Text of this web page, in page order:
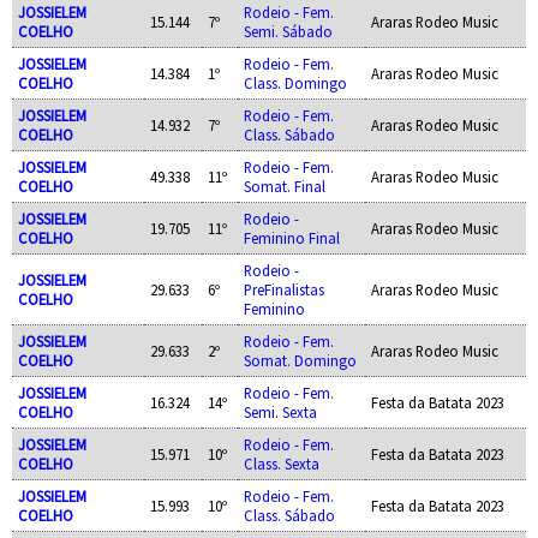
JOSSIELEM
COELHO
15.144 7º
Rodeio - Fem.
Semi. Sábado
Araras Rodeo Music
JOSSIELEM
COELHO
14.384 1º
Rodeio - Fem.
Class. Domingo
Araras Rodeo Music
JOSSIELEM
COELHO
14.932 7º
Rodeio - Fem.
Class. Sábado
Araras Rodeo Music
JOSSIELEM
COELHO
49.338 11º
Rodeio - Fem.
Somat. Final
Araras Rodeo Music
JOSSIELEM
COELHO
19.705 11º
Rodeio -
Feminino Final
Araras Rodeo Music
JOSSIELEM
COELHO
29.633 6º
Rodeio -
PreFinalistas
Feminino
Araras Rodeo Music
JOSSIELEM
COELHO
29.633 2º
Rodeio - Fem.
Somat. Domingo
Araras Rodeo Music
JOSSIELEM
COELHO
16.324 14º
Rodeio - Fem.
Semi. Sexta
Festa da Batata 2023
JOSSIELEM
COELHO
15.971 10º
Rodeio - Fem.
Class. Sexta
Festa da Batata 2023
JOSSIELEM
COELHO
15.993 10º
Rodeio - Fem.
Class. Sábado
Festa da Batata 2023